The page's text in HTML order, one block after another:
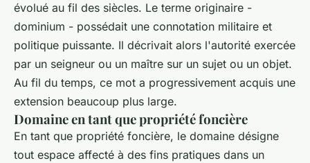
évolué au fil des siècles. Le terme originaire -
dominium - possédait une connotation militaire et
politique puissante. Il décrivait alors l'autorité exercée
par un seigneur ou un maître sur un sujet ou un objet.
Au fil du temps, ce mot a progressivement acquis une
extension beaucoup plus large.
Domaine en tant que propriété foncière
En tant que propriété foncière, le domaine désigne
tout espace affecté à des fins pratiques dans un